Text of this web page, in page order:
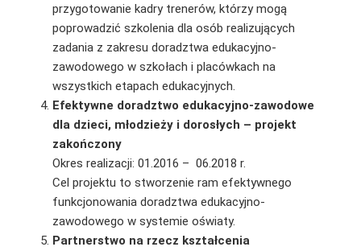
przygotowanie kadry trenerów, którzy mogą
poprowadzić szkolenia dla osób realizujących
zadania z zakresu doradztwa edukacyjno-
zawodowego w szkołach i placówkach na
wszystkich etapach edukacyjnych.
Efektywne doradztwo edukacyjno-zawodowe
dla dzieci, młodzieży i dorosłych – projekt
zakończony
Okres realizacji: 01.2016 – 06.2018 r.
Cel projektu to stworzenie ram efektywnego
funkcjonowania doradztwa edukacyjno-
zawodowego w systemie oświaty.
Partnerstwo na rzecz kształcenia